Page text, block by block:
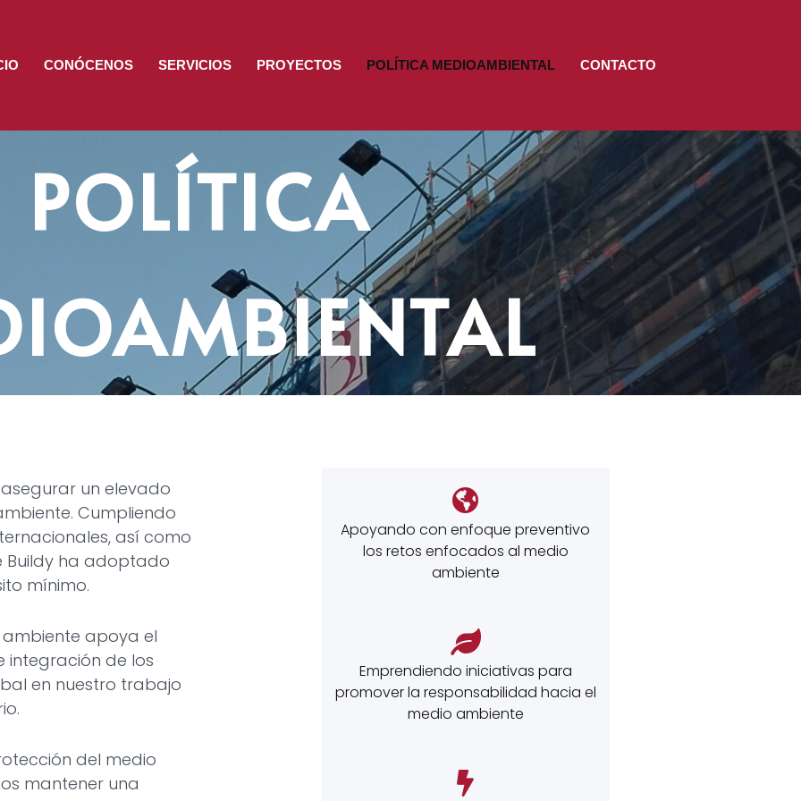
CONÓCENOS SERVICIOS PROYECTOS POLÍTICA MEDIOAMBIENTAL CONTACTO
POLÍTICA
un elevado
Cumpliendo
así como
Buildy ha adoptado
mínimo.
apoya el
integración de los
en nuestro trabajo
del medio
mantener una
Apoyando con enfoque preventivo
los retos enfocados al medio
ambiente
Emprendiendo iniciativas para
promover la responsabilidad hacia el
medio ambiente